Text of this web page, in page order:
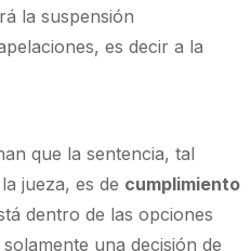
la suspensión
es decir a la
que la sentencia, tal
jueza, es de cumplimiento
dentro de las opciones
una decisión de